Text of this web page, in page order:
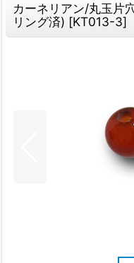
カーネリアン/丸玉片
リング済) [KT013-3]